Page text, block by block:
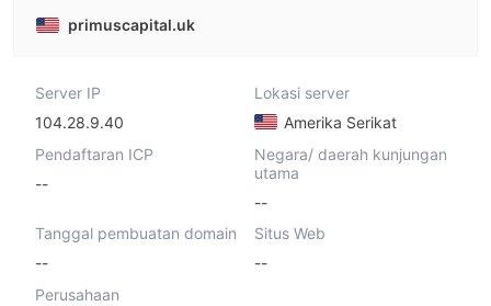
primuscapital.uk
Server IP
104.28.9.40
Lokasi server
Amerika Serikat
Pendaftaran ICP
--
Negara/ daerah kunjungan
utama
--
Tanggal pembuatan domain
--
Situs Web
--
Perusahaan